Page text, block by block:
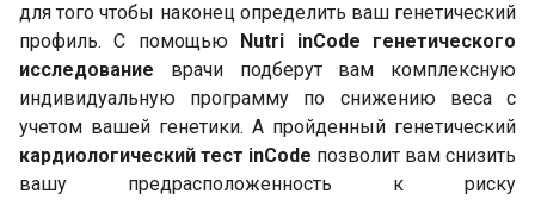
для того чтобы наконец определить ваш генетический
профиль. С помощью Nutri inCode генетического
исследование врачи подберут вам комплексную
индивидуальную программу по снижению веса с
учетом вашей генетики. А пройденный генетический
кардиологический тест inCode позволит вам снизить
вашу предрасположенность к риску